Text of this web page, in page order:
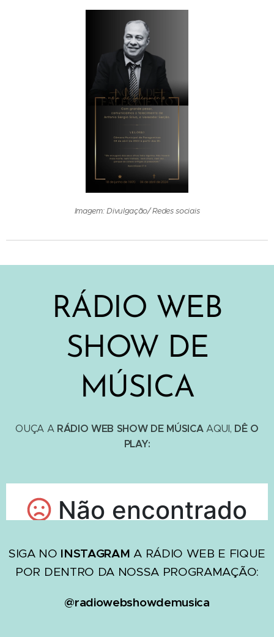
Imagem: Divulgação/ Redes sociais
RÁDIO WEB
SHOW DE
MÚSICA
OUÇA A RÁDIO WEB SHOW DE MÚSICAAQUI, DÊ O
PLAY:
SIGA NO INSTAGRAM A RÁDIO WEB E FIQUE
POR DENTRO DA NOSSA PROGRAMAÇÃO:
@radiowebshowdemusica